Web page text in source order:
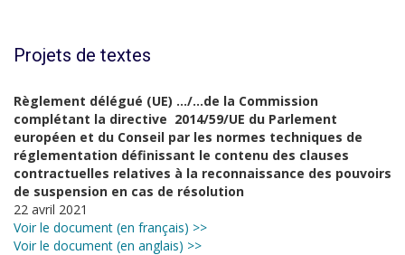
Projets de textes
Règlement délégué (UE) …/…de la Commission
complétant la directive 2014/59/UE du Parlement
européen et du Conseil par les normes techniques de
réglementation définissant le contenu des clauses
contractuelles relatives à la reconnaissance des pouvoirs
de suspension en cas de résolution
22 avril 2021
Voir le document (en français) >>
Voir le document (en anglais) >>